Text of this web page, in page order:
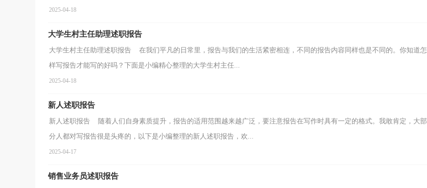
2025-04-18
大学生村主任助理述职报告
大学生村主任助理述职报告 在我们平凡的日常里，报告与我们的生活紧密相连，不同的报告内容同样也是不同的。你知道怎
样写报告才能写的好吗？下面是小编精心整理的大学生村主任...
2025-04-18
新人述职报告
新人述职报告 随着人们自身素质提升，报告的适用范围越来越广泛，要注意报告在写作时具有一定的格式。我敢肯定，大部
分人都对写报告很是头疼的，以下是小编整理的新人述职报告，欢...
2025-04-17
销售业务员述职报告